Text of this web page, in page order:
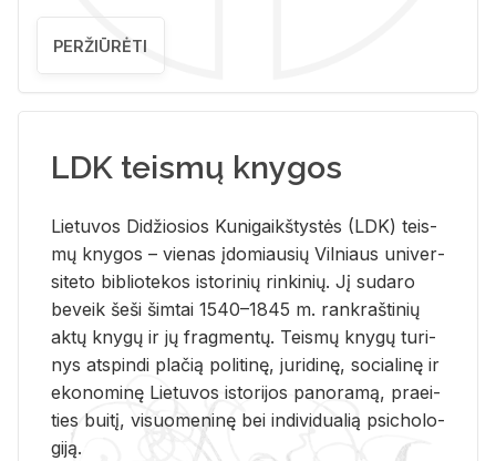
PERŽIŪRĖTI
LDK teismų knygos
Lie­tu­vos Di­džio­sios Ku­ni­gaikš­tys­tės (LDK) teis­
mų kny­gos – vie­nas įdo­miau­sių Vil­niaus uni­ver­
si­te­to bi­b­lio­te­kos is­to­ri­nių rin­ki­nių. Jį su­da­ro
be­veik šeši šim­tai 1540–1845 m. rank­raš­ti­nių
aktų kny­gų ir jų frag­men­tų. Teis­mų kny­gų tu­ri­
nys at­spin­di pla­čią po­li­ti­nę, ju­ri­di­nę, so­cia­li­nę ir
eko­no­mi­nę Lie­tu­vos is­to­ri­jos pa­no­ra­mą, pra­ei­
ties bui­tį, vi­suo­me­ni­nę bei in­di­vi­dua­lią psi­cho­lo­
gi­ją.